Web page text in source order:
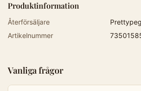
Produktinformation
Återförsäljare
Artikelnummer
Vanliga frågor